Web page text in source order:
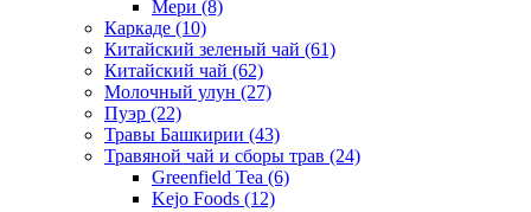
Мери (8)
Каркаде (10)
Китайский зеленый чай (61)
Китайский чай (62)
Молочный улун (27)
Пуэр (22)
Травы Башкирии (43)
Травяной чай и сборы трав (24)
Greenfield Tea (6)
Kejo Foods (12)